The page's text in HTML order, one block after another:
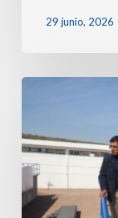
29 junio, 2026
Entregan
en
Durango